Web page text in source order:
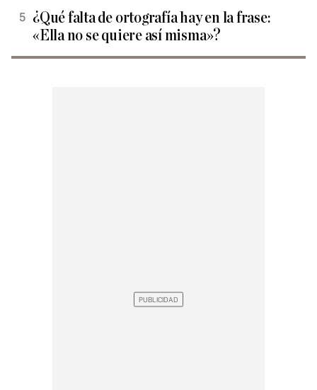
¿Qué falta de ortografía hay en la frase:
«Ella no se quiere así misma»?